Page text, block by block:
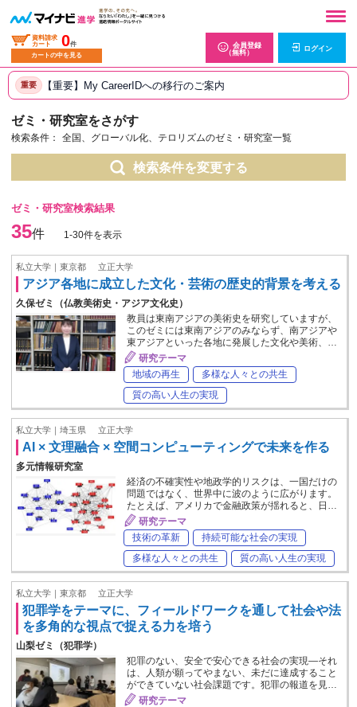
資料請求
カート
0件
カートの中を見る
会員登録
（無料）
ログイン
重要 【重要】My CareerIDへの移行のご案内
ゼミ・研究室をさがす
検索条件： 全国、グローバル化、テロリズムのゼミ・研究室一覧
検索条件を変更する
ゼミ・研究室検索結果
35件 1-30件を表示
私立大学｜東京都 立正大学
アジア各地に成立した文化・芸術の歴史的背景を考える
久保ゼミ（仏教美術史・アジア文化史）
教員は東南アジアの美術史を研究していますが、
このゼミには東南アジアのみならず、南アジアや
東アジアといった各地に発展した文化や美術、…
研究テーマ
地域の再生
多様な人々との共生
質の高い人生の実現
私立大学｜埼玉県 立正大学
AI × 文理融合 × 空間コンピューティングで未来を作る
多元情報研究室
経済の不確実性や地政学的リスクは、一国だけの
問題ではなく、世界中に波のように広がります。
たとえば、アメリカで金融政策が揺れると、日…
研究テーマ
技術の革新
持続可能な社会の実現
多様な人々との共生
質の高い人生の実現
私立大学｜東京都 立正大学
犯罪学をテーマに、フィールドワークを通して社会や法
を多角的な視点で捉える力を培う
山梨ゼミ（犯罪学）
犯罪のない、安全で安心できる社会の実現―それ
は、人類が願ってやまない、未だに達成すること
ができていない社会課題です。犯罪の報道を見…
研究テーマ